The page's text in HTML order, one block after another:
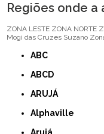
Regiões onde a
ZONA LESTE ZONA NORTE
Mogi das Cruzes Suzano
ABC
ABCD
ARUJÁ
Alphaville